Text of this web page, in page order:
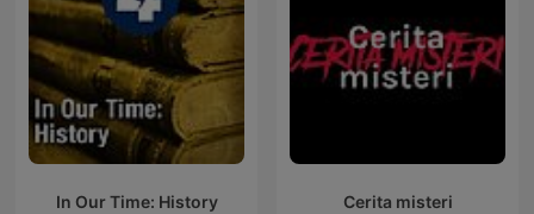
In Our Time: History Cerita misteri